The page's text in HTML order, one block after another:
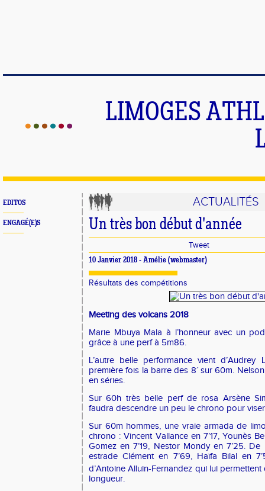
LIMOGES
EDITOS
ENGAGÉ(E)S
ACTUALITÉS
Un très bon début d'année
Tweet
10 Janvier 2018 - Amélie (webmaster)
Résultats des compétitions
Meeting des volcans 2018
Marie Mbuya Mala à l’honneur avec un
grâce à une perf à 5m86.
L’autre belle performance vient
première fois la barre des 8´ sur 60m.
en séries.
Sur 60h très belle perf de rosa Arsène
faudra descendre un peu le chrono pour
Sur 60m hommes, une vraie armada de
chrono : Vincent Vallance en 7’17, Younès
Gomez en 7’19, Nestor Mondy en 7’25.
estrade Clément en 7’69, Haïfa Bilal en
d’Antoine Alluin-Fernandez qui lui
longueur.